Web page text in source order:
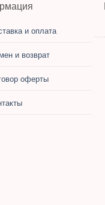
и оплата
и возврат
оферты